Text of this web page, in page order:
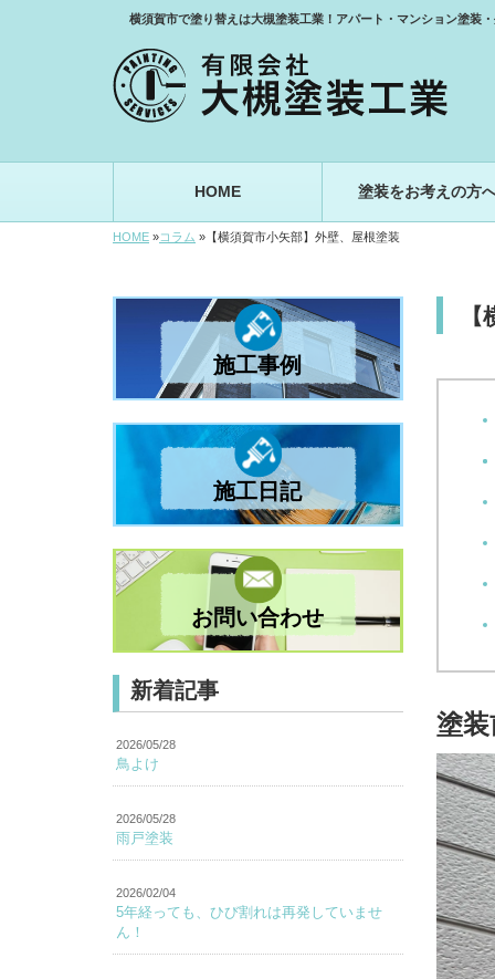
横須賀市で塗り替えは大槻塗装工業！アパート・マンション塗装
HOME 塗装をお考えの方
HOME »コラム » 【横須賀市小矢部】外壁、屋根塗装
塗
施工事例
施工日記
お問い合わせ
新着記事
2026/05/28
鳥よけ
2026/05/28
雨戸塗装
2026/02/04
5年経っても、ひび割れは再発していませ
ん！